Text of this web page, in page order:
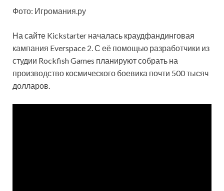
Фото: Игромания.ру
На сайте Kickstarter началась краудфандинговая
кампания Everspace 2. С её помощью разработчики из
студии Rockfish Games планируют собрать на
производство космического боевика почти 500 тысяч
долларов.